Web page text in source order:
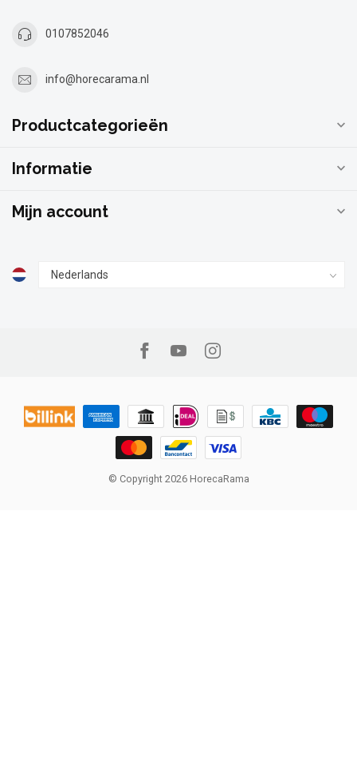
0107852046
info@horecarama.nl
Productcategorieën
Informatie
Mijn account
© Copyright 2026 HorecaRama